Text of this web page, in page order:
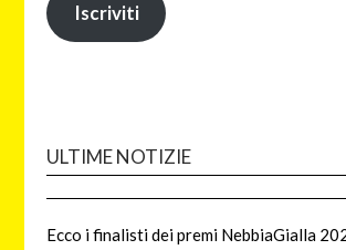
Iscriviti
ULTIME NOTIZIE
Ecco i finalisti dei premi NebbiaGialla